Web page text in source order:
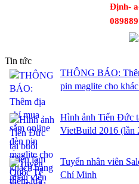
Định-
Tin tức
THÔNG BÁO:
pin maglite cho khách hàng thêm
VietBuild 2016 (lần 2)
Tuyển nhân viên
Chí Minh
Đèn maglite mini 1
sáng mạnh thế nào?